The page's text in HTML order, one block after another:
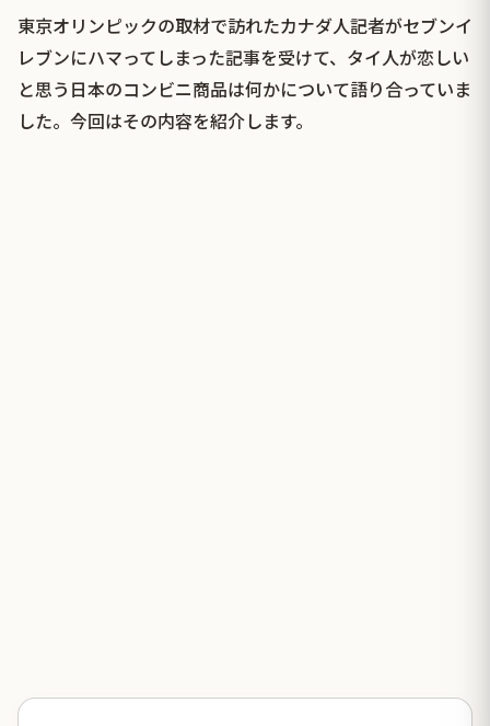
東京オリンピックの取材で訪れたカナダ人記者がセブンイ
レブンにハマってしまった記事を受けて、タイ人が恋しい
と思う日本のコンビニ商品は何かについて語り合っていま
した。今回はその内容を紹介します。